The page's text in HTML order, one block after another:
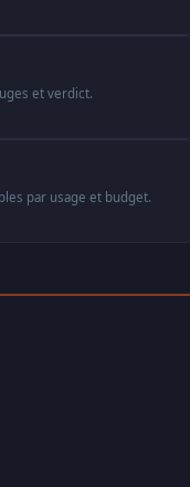
et verdict.
par usage et budget.